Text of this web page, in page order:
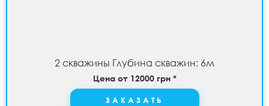
2 скважины Глубина скважин: 6м
Цена от 12000 грн *
ЗАКАЗАТЬ